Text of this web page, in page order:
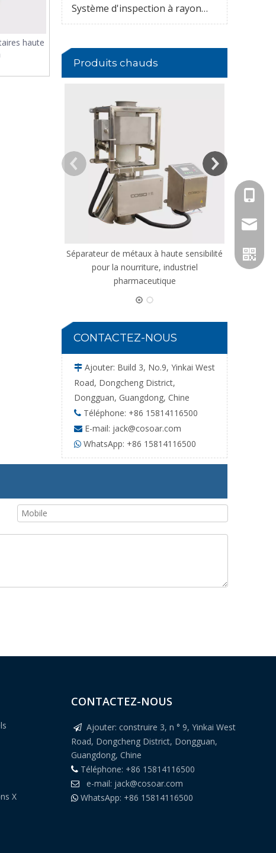
haute
Système d'inspection à rayons X
Produits chauds
Séparateur de métaux à haute sensibilité
pour la nourriture, industriel
pharmaceutique
CONTACTEZ-NOUS
 Ajouter: Build 3, No.9, Yinkai West
Road, Dongcheng District,
Dongguan, Guangdong, Chine
 Téléphone: +86 15814116500
 E-mail: jack@cosoar.com
 WhatsApp: +86 15814116500
+86
X
CONTACTEZ-NOUS
 Ajouter: construire 3, n ° 9, Yinkai West
Road, Dongcheng District, Dongguan,
Guangdong, Chine
Téléphone: +86 15814116500
 e-mail: jack@cosoar.com
WhatsApp: +86 15814116500